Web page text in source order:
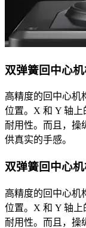
双弹簧回中心
高精度的回中心机
位置。X 和 Y 轴
耐用性。而且，操
供真实的手感。
双弹簧回中心
高精度的回中心机
位置。X 和 Y 轴
耐用性。而且，操